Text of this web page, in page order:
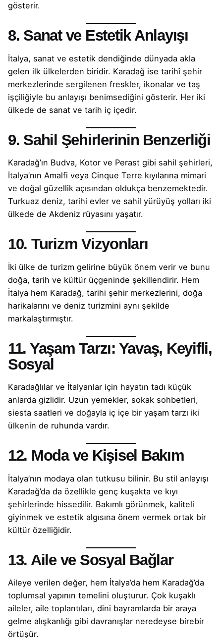
gösterir.
8. Sanat ve Estetik Anlayışı
İtalya, sanat ve estetik dendiğinde dünyada akla
gelen ilk ülkelerden biridir. Karadağ ise tarihî şehir
merkezlerinde sergilenen freskler, ikonalar ve taş
işçiliğiyle bu anlayışı benimsediğini gösterir. Her iki
ülkede de sanat ve tarih iç içedir.
9. Sahil Şehirlerinin Benzerliği
Karadağ’ın Budva, Kotor ve Perast gibi sahil şehirleri,
İtalya’nın Amalfi veya Cinque Terre kıyılarına mimari
ve doğal güzellik açısından oldukça benzemektedir.
Turkuaz deniz, tarihi evler ve sahil yürüyüş yolları iki
ülkede de Akdeniz rüyasını yaşatır.
10. Turizm Vizyonları
İki ülke de turizm gelirine büyük önem verir ve bunu
doğa, tarih ve kültür üçgeninde şekillendirir. Hem
İtalya hem Karadağ, tarihi şehir merkezlerini, doğa
harikalarını ve deniz turizmini aynı şekilde
markalaştırmıştır.
11. Yaşam Tarzı: Yavaş, Keyifli,
Sosyal
Karadağlılar ve İtalyanlar için hayatın tadı küçük
anlarda gizlidir. Uzun yemekler, sokak sohbetleri,
siesta saatleri ve doğayla iç içe bir yaşam tarzı iki
ülkenin de ruhunda vardır.
12. Moda ve Kişisel Bakım
İtalya’nın modaya olan tutkusu bilinir. Bu stil anlayışı
Karadağ’da da özellikle genç kuşakta ve kıyı
şehirlerinde hissedilir. Bakımlı görünmek, kaliteli
giyinmek ve estetik algısına önem vermek ortak bir
kültür özelliğidir.
13. Aile ve Sosyal Bağlar
Aileye verilen değer, hem İtalya’da hem Karadağ’da
toplumsal yapının temelini oluşturur. Çok kuşaklı
aileler, aile toplantıları, dini bayramlarda bir araya
gelme alışkanlığı gibi davranışlar neredeyse birebir
örtüşür.